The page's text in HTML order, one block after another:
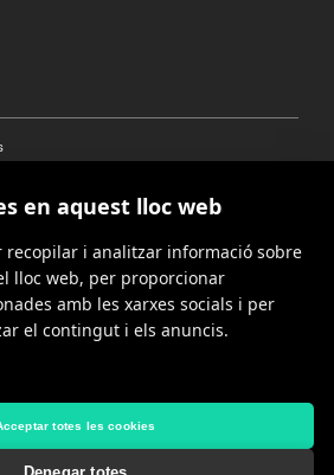
en aquest lloc web
recopilar i analitzar informació sobre
lloc web, per proporcionar
amb les xarxes socials i per
el contingut i els anuncis.
totes les cookies
Denegar totes